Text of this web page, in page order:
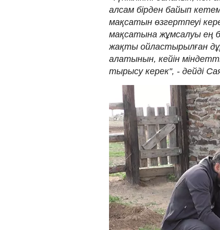
алсам бірден байып
мақсатын өзгертпеуі
мақсатына жұмсалуы ең
жақты ойластырылған
алатынын, кейін
тырысу керек", - дейді